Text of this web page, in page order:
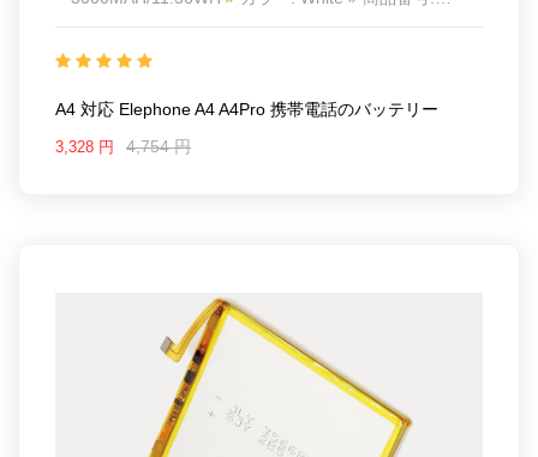
A4 対応 Elephone A4 A4Pro 携帯電話のバッテリー
3,328 円 4,754 円